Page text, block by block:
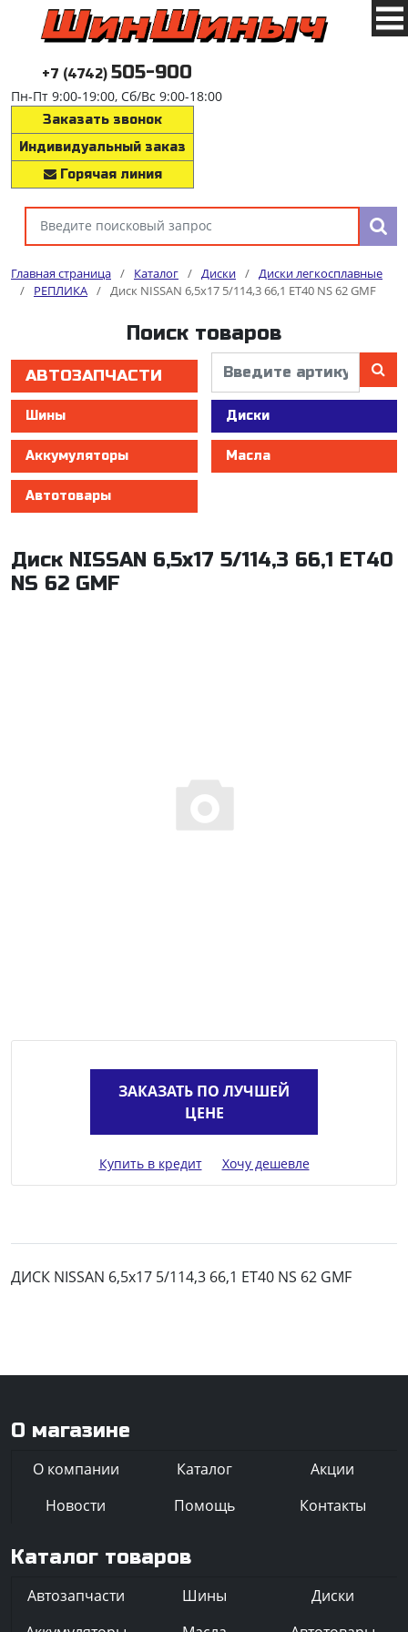
+7 (4742) 505-900
Пн-Пт 9:00-19:00, Сб/Вс 9:00-18:00
Заказать звонок
Индивидуальный заказ
Горячая линия
Главная страница / Каталог / Диски / Диски легкосплавные
/
РЕПЛИКА / Диск NISSAN 6,5x17 5/114,3 66,1 ET40 NS 62 GMF
Поиск товаров
АВТОЗАПЧАСТИ
Шины Диски
Аккумуляторы Масла
Автотовары
Диск NISSAN 6,5x17 5/114,3 66,1 ET40
NS 62 GMF
ЗАКАЗАТЬ ПО ЛУЧШЕЙ
ЦЕНЕ
Купить в кредит Хочу дешевле
ДИСК NISSAN 6,5x17 5/114,3 66,1 ET40 NS 62 GMF
О магазине
О компании Каталог
Акции
Новости
Помощь Контакты
Каталог товаров
Автозапчасти Шины
Диски